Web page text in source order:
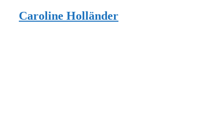
Caroline Holländer